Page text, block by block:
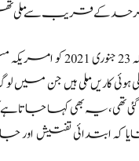
کے قریب سے ملی تھیں ،
میکسیکو کے
ملی ہیں جن میں
تھی،یہ بھی کہا جاتا ہے